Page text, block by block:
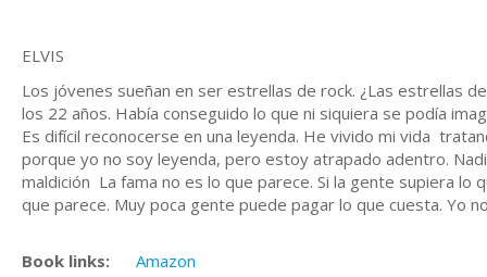
ELVIS
Los jóvenes sueñan en ser estrellas de rock. ¿Las estrellas
los 22 años. Había conseguido lo que ni siquiera se podía
Es difícil reconocerse en una leyenda. He vivido mi vida
porque yo no soy leyenda, pero estoy atrapado adentro.
maldición La fama no es lo que parece. Si la gente supiera lo
que parece. Muy poca gente puede pagar lo que cuesta. Yo
Book links: Amazon